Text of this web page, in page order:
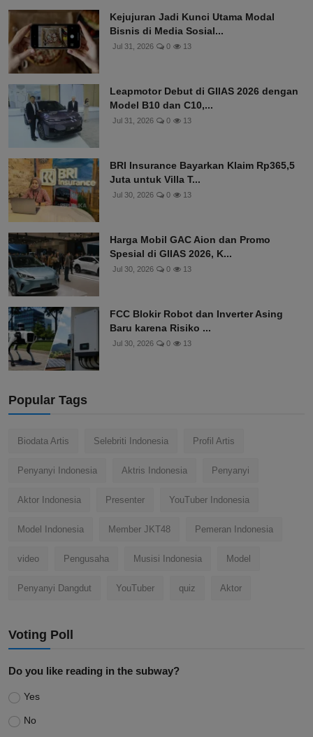
Kejujuran Jadi Kunci Utama Modal
Bisnis di Media Sosial...
Jul 31, 2026 0 13
Leapmotor Debut di GIIAS 2026 dengan
Model B10 dan C10,...
Jul 31, 2026 0 13
BRI Insurance Bayarkan Klaim Rp365,5
Juta untuk Villa T...
Jul 30, 2026 0 13
Harga Mobil GAC Aion dan Promo
Spesial di GIIAS 2026, K...
Jul 30, 2026 0 13
FCC Blokir Robot dan Inverter Asing
Baru karena Risiko ...
Jul 30, 2026 0 13
Popular Tags
Biodata Artis Selebriti Indonesia Profil Artis
Penyanyi Indonesia Aktris Indonesia Penyanyi
Aktor Indonesia Presenter YouTuber Indonesia
Model Indonesia Member JKT48 Pemeran Indonesia
video Pengusaha Musisi Indonesia Model
Penyanyi Dangdut YouTuber quiz Aktor
Voting Poll
Do you like reading in the subway?
Yes
No